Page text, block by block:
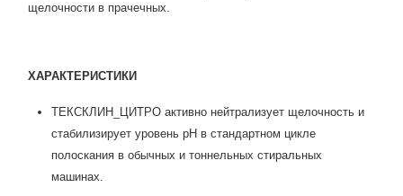
щелочности в прачечных.
ХАРАКТЕРИСТИКИ
ТЕКСКЛИН_ЦИТРО активно нейтрализует щелочность и
стабилизирует уровень рН в стандартном цикле
полоскания в обычных и тоннельных стиральных
машинах.